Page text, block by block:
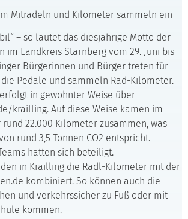
Mitradeln und Kilometer sammeln ein
– so lautet das diesjährige Motto der
im Landkreis Starnberg vom 29. Juni bis
Bürgerinnen und Bürger treten für
Pedale und sammeln Rad-Kilometer.
in gewohnter Weise über
krailling. Auf diese Weise kamen im
22.000 Kilometer zusammen, was
rund 3,5 Tonnen CO2 entspricht.
hatten sich beteiligt.
in Krailling die Radl-Kilometer mit der
kombiniert. So können auch die
und verkehrssicher zu Fuß oder mit
kommen.